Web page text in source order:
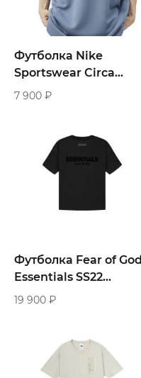
Футболка Nike
Sportswear Circa
«Blue»
7 900 ₽
Футболка Fear of God
Essentials SS22
«Black»
19 900 ₽